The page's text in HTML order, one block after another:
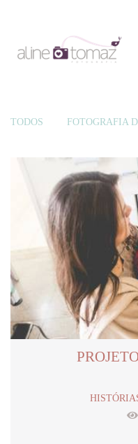
TODOS FOTOGRAFIA